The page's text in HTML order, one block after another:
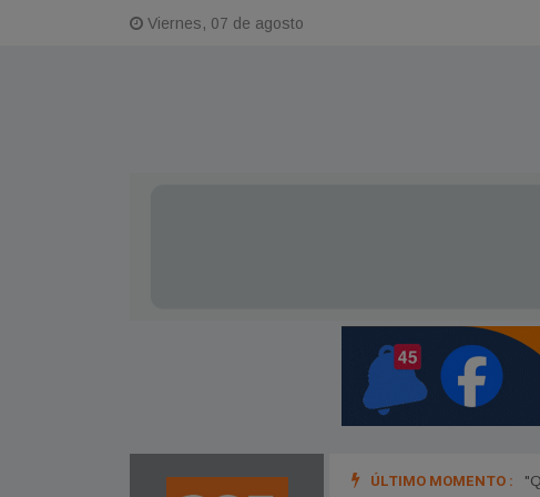
Viernes, 07 de agosto
ÚLTIMO MOMENTO :